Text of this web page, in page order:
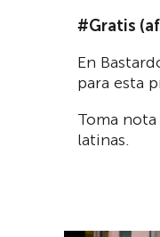
#Gratis
En
para esta
Toma
latinas.